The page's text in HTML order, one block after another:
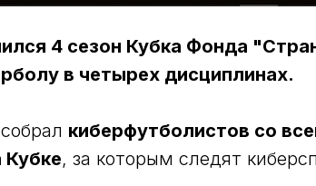
4 сезон Кубка Фонда
в четырех дисциплинах.
киберфутболистов со
Кубке, за которым следят